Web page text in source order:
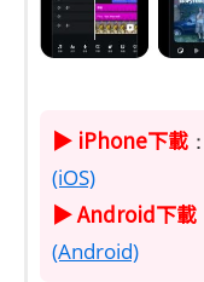
▶ iPhone下載 ：
(iOS)
▶ Android下載
(Android)